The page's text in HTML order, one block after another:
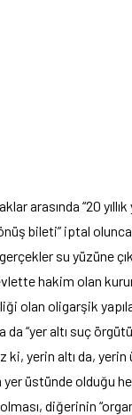
arasında “20 yıllık
bileti” iptal
su yüzüne
hakim olan
olan oligarşik
da “yer altı suç
yerin altı da, yerin
üstünde olduğu
diğerinin